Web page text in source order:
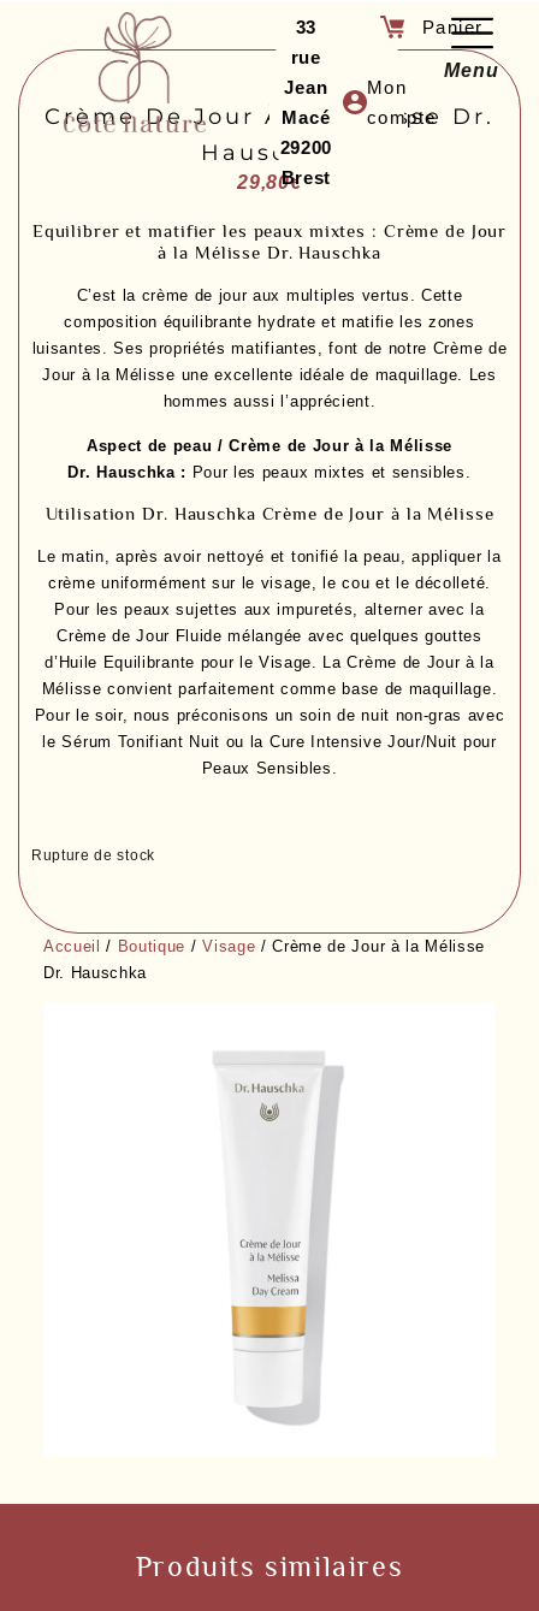
33
rue
Jean
Macé
29200
Brest
Mon
compte
Menu
Accueil / Boutique /Visage / Crème de Jour à la Mélisse
Dr. Hauschka
Crème De Jour À La Mélisse Dr.
Hauschka
29,80€
Equilibrer et matifier les peaux mixtes : Crème de Jour
à la Mélisse Dr. Hauschka
C’est la crème de jour aux multiples vertus. Cette
composition équilibrante hydrate et matifie les zones
luisantes. Ses propriétés matifiantes, font de notre Crème de
Jour à la Mélisse une excellente idéale de maquillage. Les
hommes aussi l’apprécient.
Aspect de peau / Crème de Jour à la Mélisse
Dr. Hauschka : Pour les peaux mixtes et sensibles.
Utilisation Dr. Hauschka Crème de Jour à la Mélisse
Le matin, après avoir nettoyé et tonifié la peau, appliquer la
crème uniformément sur le visage, le cou et le décolleté.
Pour les peaux sujettes aux impuretés, alterner avec la
Crème de Jour Fluide mélangée avec quelques gouttes
d’Huile Equilibrante pour le Visage. LaCrème de Jour à la
Mélisse convient parfaitement comme base de maquillage.
Pour le soir, nous préconisons un soin de nuit non-gras avec
le Sérum Tonifiant Nuit ou la Cure Intensive Jour/Nuit pour
Peaux Sensibles.
Rupture de stock
Produits similaires